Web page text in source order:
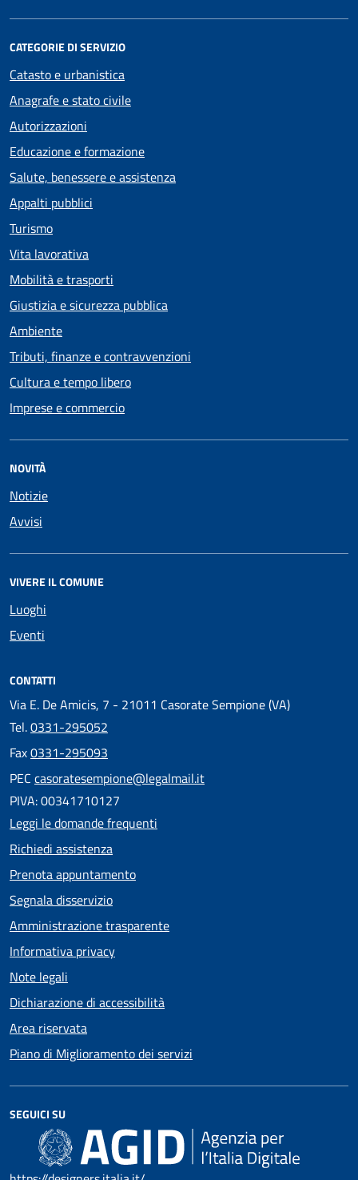
CATEGORIE DI SERVIZIO
Catasto e urbanistica
Anagrafe e stato civile
Autorizzazioni
Educazione e formazione
Salute, benessere e assistenza
Appalti pubblici
Turismo
Vita lavorativa
Mobilità e trasporti
Giustizia e sicurezza pubblica
Ambiente
Tributi, finanze e contravvenzioni
Cultura e tempo libero
Imprese e commercio
NOVITÀ
Notizie
Avvisi
VIVERE IL COMUNE
Luoghi
Eventi
CONTATTI
Via E. De Amicis, 7 - 21011 Casorate Sempione (VA)
Tel.0331-295052
Fax0331-295093
PEC casoratesempione@legalmail.it
PIVA: 00341710127
Leggi le domande frequenti
Richiedi assistenza
Prenota appuntamento
Segnala disservizio
Amministrazione trasparente
Informativa privacy
Note legali
Dichiarazione di accessibilità
Area riservata
Piano di Miglioramento dei servizi
SEGUICI SU